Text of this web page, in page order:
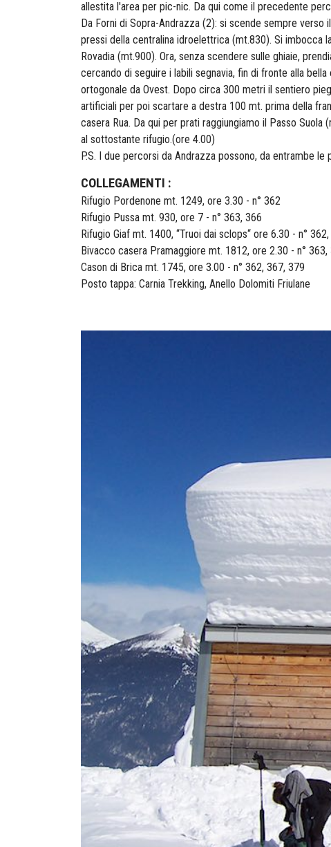
allestita l'area per pic-nic. Da qui come il precedente
Da Forni di Sopra-Andrazza (2): si scende sempre
pressi della centralina idroelettrica (mt.830). Si imbocca
Rovadia (mt.900). Ora, senza scendere sulle ghiaie,
cercando di seguire i labili segnavia, fin di fronte alla
ortogonale da Ovest. Dopo circa 300 metri il sentiero
artificiali per poi scartare a destra 100 mt. prima della
casera Rua. Da qui per prati raggiungiamo il Passo
al sottostante rifugio.(ore 4.00)
P.S. I due percorsi da Andrazza possono, da entrambe le
COLLEGAMENTI :
Rifugio Pordenone mt. 1249, ore 3.30 - n° 362
Rifugio Pussa mt. 930, ore 7 - n° 363, 366
Rifugio Giaf mt. 1400, “Truoi dai sclops“ ore 6.30 - n°
Bivacco casera Pramaggiore mt. 1812, ore 2.30 - n° 363,
Cason di Brica mt. 1745, ore 3.00 - n° 362, 367, 379
Posto tappa: Carnia Trekking, Anello Dolomiti Friulane